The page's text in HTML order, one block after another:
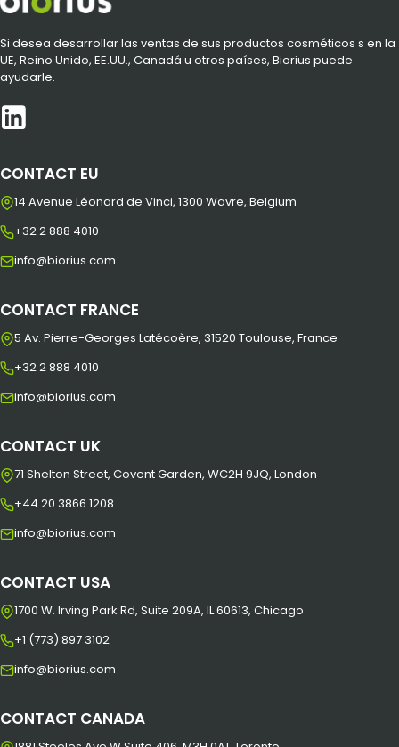
Si desea desarrollar las ventas de sus productos cosméticos s en la
UE, Reino Unido, EE.UU., Canadá u otros países, Biorius puede
ayudarle.
CONTACT EU
14 Avenue Léonard de Vinci, 1300 Wavre, Belgium
+32 2 888 4010
info@biorius.com
CONTACT FRANCE
5 Av. Pierre-Georges Latécoère, 31520 Toulouse, France
+32 2 888 4010
info@biorius.com
CONTACT UK
71 Shelton Street, Covent Garden, WC2H 9JQ, London
+44 20 3866 1208
info@biorius.com
CONTACT USA
1700 W. Irving Park Rd, Suite 209A, IL 60613, Chicago
+1 (773) 897 3102
info@biorius.com
CONTACT CANADA